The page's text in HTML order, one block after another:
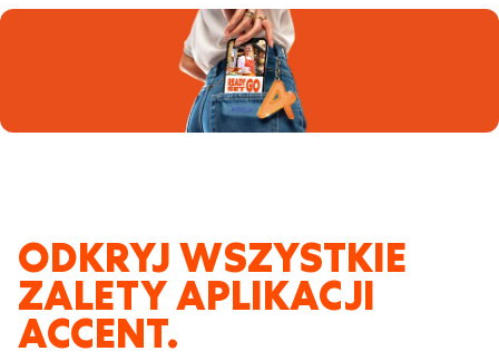
ODKRYJ WSZYSTKIE
ZALETY APLIKACJI
ACCENT.